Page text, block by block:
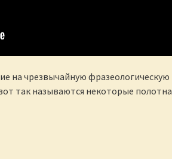
на чрезвычайную фразеологическую
так называются некоторые полотна